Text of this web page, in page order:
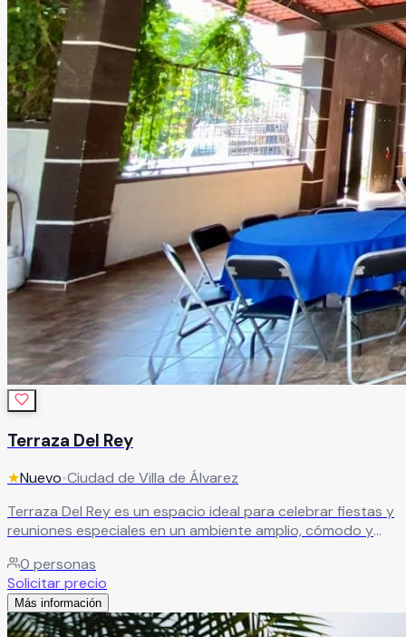
Terraza Del Rey
★Nuevo•Ciudad de Villa de Álvarez
Terraza Del Rey es un espacio ideal para celebrar fiestas y
reuniones especiales en un ambiente amplio, cómodo y
bautizos, confirmaciones, primeras comuniones, piñatas,
baby showers, cumpleaños y reuniones familiares,
ofreciendo un entorno agradable para disfrutar momentos
inolvidables junto a familiares y amigos.Leer más
0 personas
Solicitar precio
Más información